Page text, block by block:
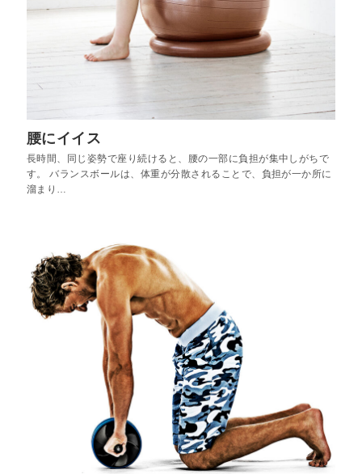
腰にイイス
長時間、同じ姿勢で座り続けると、腰の一部に負担が集中しがちで
す。 バランスボールは、体重が分散されることで、負担が一か所に
溜まり…